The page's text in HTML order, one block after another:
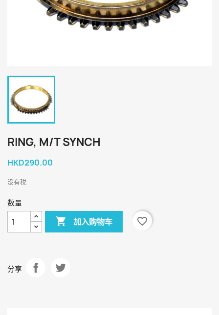
RING, M/T SYNCH
HKD290.00
没有税
数量
 加入购物车 favorite_border
分享